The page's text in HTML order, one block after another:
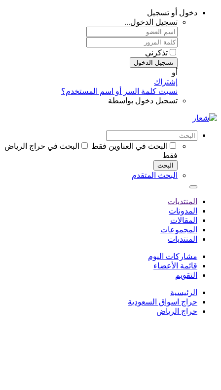
دخول أو تسجيل
تسجيل الدخول...
تذكرني
تسجيل الدخول
أو
إشتراك
نسيت كلمة السر أو اسم المستخدم؟
تسجيل دخول بواسطة
البحث في العناوين فقط
البحث في حراج الرياض
فقط
البحث
البحث المتقدم
المنتديات
المدونات
المقالات
المجموعات
المنتديات
مشاركات اليوم
قائمة الأعضاء
التقويم
الرئيسية
حراج اسواق السعودية
حراج الرياض